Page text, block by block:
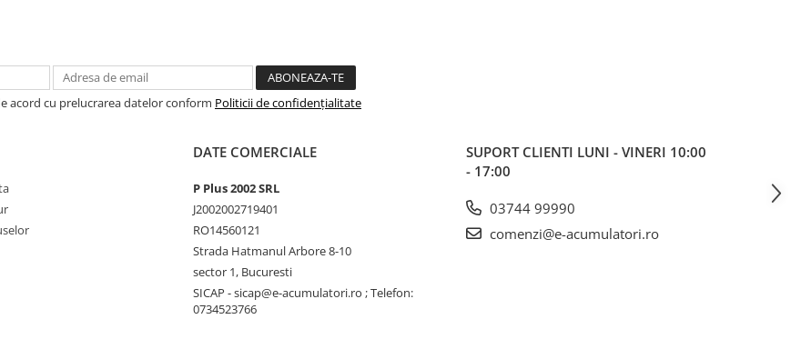
acord cu prelucrarea datelor conform Politicii de confidențialitate
DATE COMERCIALE
P Plus 2002 SRL
J2002002719401
RO14560121
Strada Hatmanul Arbore 8-10
sector 1, Bucuresti
SICAP - sicap@e-acumulatori.ro ; Telefon:
0734523766
SUPORT CLIENTI LUNI - VINERI 10:00
- 17:00
03744 99990
comenzi@e-acumulatori.ro